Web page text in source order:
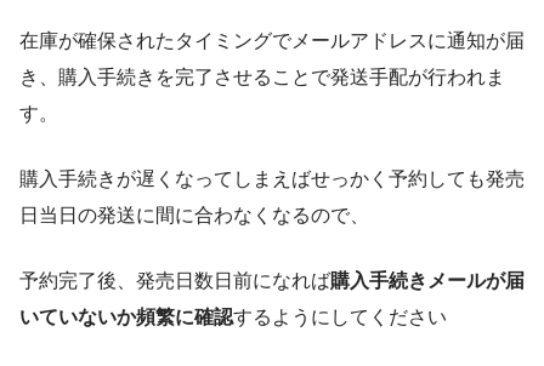
在庫が確保されたタイミングでメールアドレスに通知が届
き、購入手続きを完了させることで発送手配が行われま
す。
購入手続きが遅くなってしまえばせっかく予約しても発売
日当日の発送に間に合わなくなるので、
予約完了後、発売日数日前になれば購入手続きメールが届
いていないか頻繁に確認するようにしてください